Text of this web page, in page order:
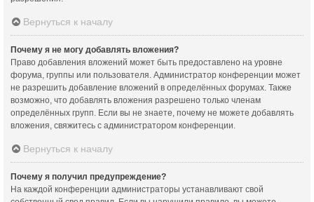
Вернуться к началу
Почему я не могу добавлять вложения?
Право добавления вложений может быть предоставлено на уровне
форума, группы или пользователя. Администратор конференции может
не разрешить добавление вложений в определённых форумах. Также
возможно, что добавлять вложения разрешено только членам
определённых групп. Если вы не знаете, почему не можете добавлять
вложения, свяжитесь с администратором конференции.
Вернуться к началу
Почему я получил предупреждение?
На каждой конференции администраторы устанавливают свой